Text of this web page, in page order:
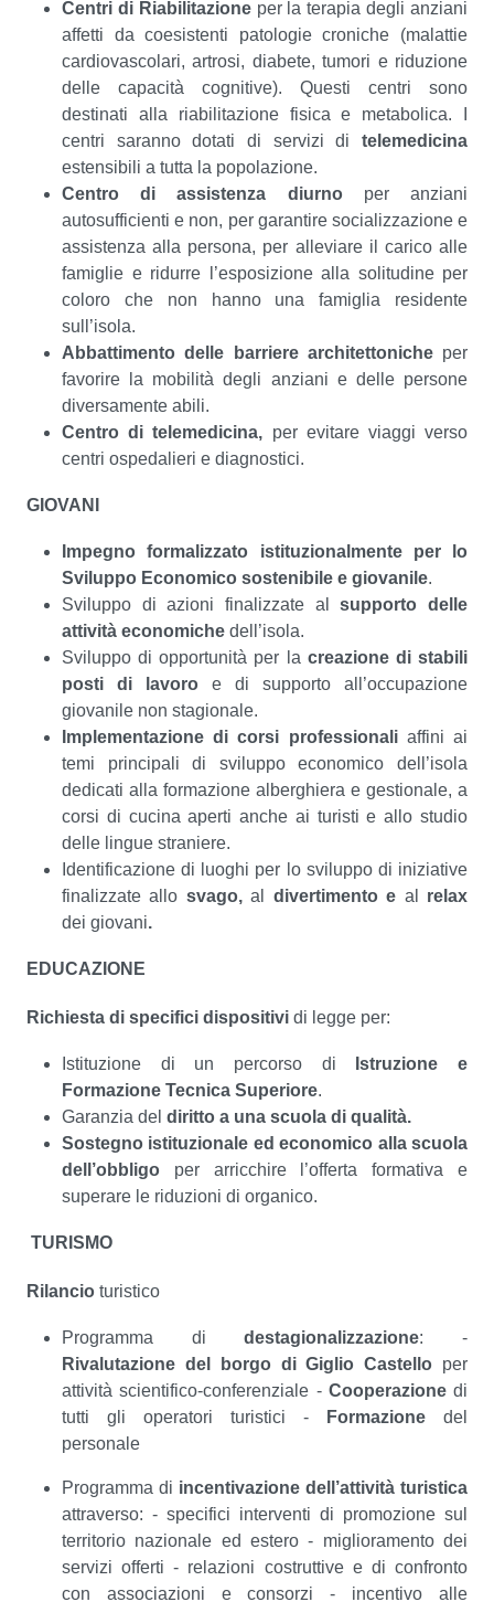
Centri di Riabilitazioneper la terapia degli anziani
affetti da coesistenti patologie croniche (malattie
cardiovascolari, artrosi, diabete, tumori e riduzione
delle capacità cognitive). Questi centri sono
destinati alla riabilitazione fisica e metabolica. I
centri saranno dotati di servizi di telemedicina
estensibili a tutta la popolazione.
Centro di assistenza diurnoper anziani
autosufficienti e non, per garantire socializzazione e
assistenza alla persona, per alleviare il carico alle
famiglie e ridurre l’esposizione alla solitudine per
coloro che non hanno una famiglia residente
sull’isola.
Abbattimento delle barriere architettoniche per
favorire la mobilità degli anziani e delle persone
diversamente abili.
Centro di telemedicina, per evitare viaggi verso
centri ospedalieri e diagnostici.
GIOVANI
Impegno formalizzato istituzionalmente
per lo
Sviluppo Economico sostenibile e giovanile.
Sviluppo di azioni finalizzate alsupporto delle
attività economiche dell’isola.
Sviluppo di opportunità per la creazione di stabili
posti di lavoro e di supporto all’occupazione
giovanile non stagionale.
Implementazione di corsi professionaliaffini ai
temi principali di sviluppo economico dell’isola
dedicati alla formazione alberghiera e gestionale, a
corsi di cucina aperti anche ai turisti e allo studio
delle lingue straniere.
Identificazione di luoghi per lo sviluppo di iniziative
finalizzate allo svago,al divertimento e al
relax
dei giovani.
EDUCAZIONE
Richiesta di specifici dispositivi di legge per:
Istituzione di un percorso di Istruzione e
Formazione Tecnica Superiore.
Garanzia del diritto a una scuola di qualità.
Sostegno istituzionale ed economico alla scuola
dell’obbligo per arricchire l’offerta formativa e
superare le riduzioni di organico.
TURISMO
Rilancio turistico
Programma didestagionalizzazione: -
Rivalutazione del borgo di Giglio Castello per
attività scientifico-conferenziale - Cooperazione di
tutti gli operatori turistici -
Formazione del
personale
Programma di incentivazione dell’attività turistica
attraverso: - specifici interventi di promozione sul
territorio nazionale ed estero - miglioramento dei
servizi offerti - relazioni costruttive e di confronto
con associazioni e consorzi - incentivo alle